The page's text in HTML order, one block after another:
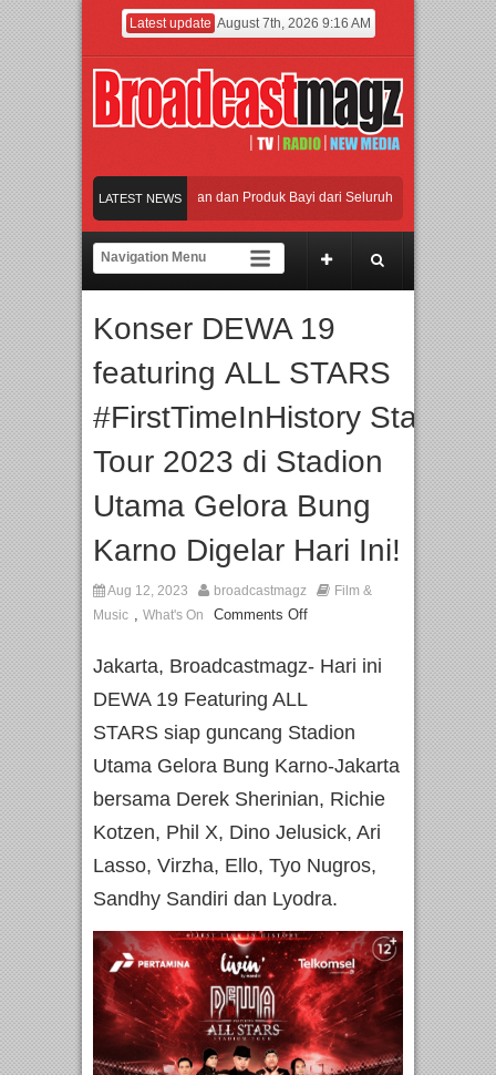
Latest update August 7th, 2026 9:16 AM
LATEST NEWS
dengan Ribuan Mainan dan Produk Bayi dari Seluruh Dunia, IBTE 2026
Inovasi dan Peluang Bisnis Industri Gifts dan Housewares Asia Tenggara, IGHE
Warisan Dan Semangat Lokal, BIRKENSTOCK INDONESIA Membuka Took
dengan Ribuan Mainan dan Produk Bayi dari Seluruh Dunia, IBTE 2026
Konser DEWA 19
featuring ALL STARS
#FirstTimeInHistory Stadium
Tour 2023 di Stadion
Utama Gelora Bung
Karno Digelar Hari Ini!
Aug 12, 2023 broadcastmagz
Film &
Music , What's On Comments Off
Jakarta, Broadcastmagz- Hari ini
DEWA 19 Featuring ALL
STARS siap guncang Stadion
Utama Gelora Bung Karno-Jakarta
bersama Derek Sherinian, Richie
Kotzen, Phil X, Dino Jelusick, Ari
Lasso, Virzha, Ello, Tyo Nugros,
Sandhy Sandiri dan Lyodra.